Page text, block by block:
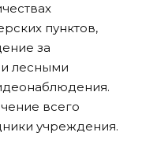
пунктов,
за
лесными
всего
учреждения.